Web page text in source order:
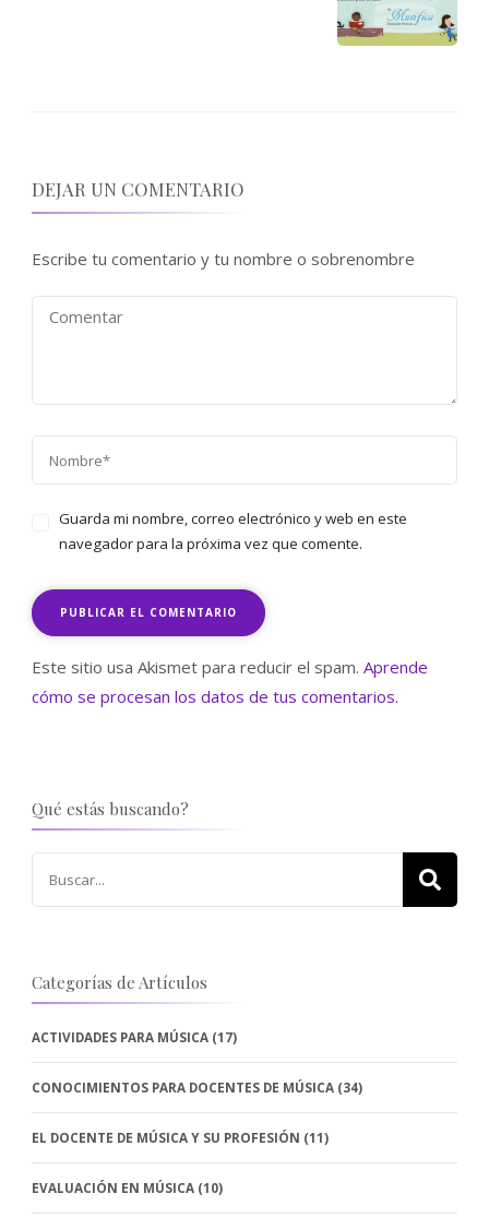
DEJAR UN COMENTARIO
Escribe tu comentario y tu nombre o sobrenombre
Guarda mi nombre, correo electrónico y web en este
navegador para la próxima vez que comente.
Este sitio usa Akismet para reducir el spam. Aprende
cómo se procesan los datos de tus comentarios.
Qué estás buscando?
Categorías de Artículos
ACTIVIDADES PARA MÚSICA (17)
CONOCIMIENTOS PARA DOCENTES DE MÚSICA (34)
EL DOCENTE DE MÚSICA Y SU PROFESIÓN (11)
EVALUACIÓN EN MÚSICA (10)